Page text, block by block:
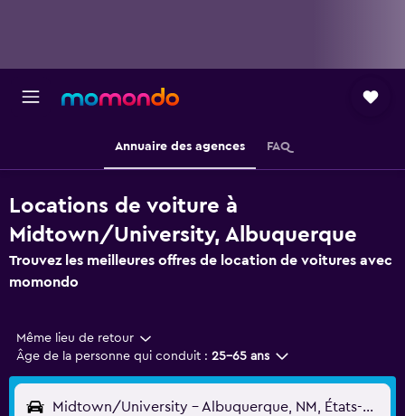
Annuaire des agences FAQ
Locations de voiture à
Midtown/University, Albuquerque
Trouvez les meilleures offres de location de voitures avec
momondo
Même lieu de retour
Âge de la personne qui conduit : 25-65 ans
Midtown/University - Albuquerque, NM, États-Unis